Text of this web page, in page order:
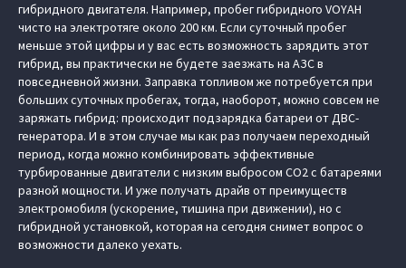
гибридного двигателя. Например, пробег гибридного VOYAH
чисто на электротяге около 200 км. Если суточный пробег
меньше этой цифры и у вас есть возможность зарядить этот
гибрид, вы практически не будете заезжать на АЗС в
повседневной жизни. Заправка топливом же потребуется при
больших суточных пробегах, тогда, наоборот, можно совсем не
заряжать гибрид: происходит подзарядка батареи от ДВС-
генератора. И в этом случае мы как раз получаем переходный
период, когда можно комбинировать эффективные
турбированные двигатели с низким выбросом CO2 с батареями
разной мощности. И уже получать драйв от преимуществ
электромобиля (ускорение, тишина при движении), но с
гибридной установкой, которая на сегодня снимет вопрос о
возможности далеко уехать.